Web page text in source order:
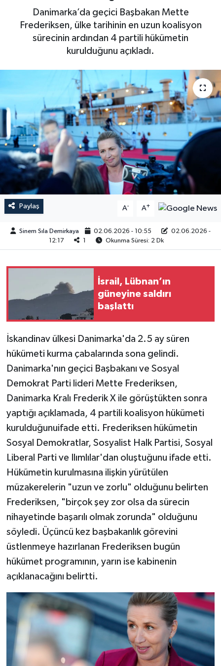
Danimarka’da geçici Başbakan Mette
Frederiksen, ülke tarihinin en uzun koalisyon
sürecinin ardından 4 partili hükümetin
kurulduğunu açıkladı.
Paylaş A- A+
Sinem Sıla Demirkaya 02.06.2026 - 10:55
02.06.2026 -
12:17
1 Okunma Süresi: 2 Dk
İsrail, Lübnan’ın
güneyine saldırı
başlattı
İskandinav ülkesi Danimarka'da 2.5 ay süren
hükümeti kurma çabalarında sona gelindi.
Danimarka'nın geçici Başbakanı ve Sosyal
Demokrat Parti lideri Mette Frederiksen,
Danimarka Kralı Frederik X ile görüştükten sonra
yaptığı açıklamada, 4 partili koalisyon hükümeti
kurulduğunuifade etti. Frederiksen hükümetin
Sosyal Demokratlar, Sosyalist Halk Partisi, Sosyal
Liberal Parti ve Ilımlılar'dan oluştuğunu ifade etti.
Hükümetin kurulmasına ilişkin yürütülen
müzakerelerin "uzun ve zorlu" olduğunu belirten
Frederiksen, "birçok şey zor olsa da sürecin
nihayetinde başarılı olmak zorunda" olduğunu
söyledi. Üçüncü kez başbakanlık görevini
üstlenmeye hazırlanan Frederiksen bugün
hükümet programının, yarın ise kabinenin
açıklanacağını belirtti.